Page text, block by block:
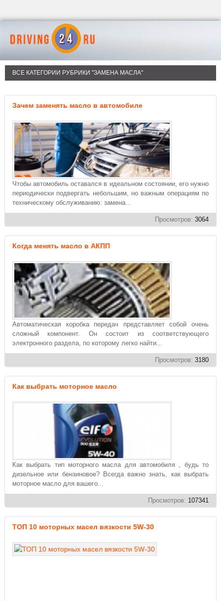
ВСЕ КАТЕГОРИИ РУБРИКИ "ЗАМЕНА МАСЛА"
Зачем заменять масло в автомобиле
Чтобы автомобиль оставался в идеальном состоянии, его нужно
периодически подвергать небольшим, но важным операциям по
техническому обслуживанию: замена...
Просмотров: 3064
Когда менять масло в АКПП
Автоматическая коробка передач представляет собой очень
сложный компонент. Он состоит из соответствующего
электронного раздела, по которому легко найти...
Просмотров: 3180
Как выбрать моторное масло
Как выбрать тип моторного масла для автомобиля , будь то
дизельное или бензиновое? Всегда важно знать, как выбрать
моторное масло для вашего...
Просмотров: 107341
ТОП 10 моторных масел вязкости 5W-30